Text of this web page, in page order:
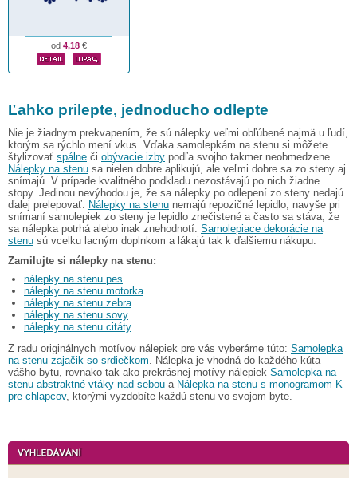
od 4,18 €
Ľahko prilepte, jednoducho odlepte
Nie je žiadnym prekvapením, že sú nálepky veľmi obľúbené najmä u ľudí,
ktorým sa rýchlo mení vkus. Vďaka samolepkám na stenu si môžete
štylizovať spálne či obývacie izby podľa svojho takmer neobmedzene.
Nálepky na stenu sa nielen dobre aplikujú, ale veľmi dobre sa zo steny aj
snímajú. V prípade kvalitného podkladu nezostávajú po nich žiadne
stopy. Jedinou nevýhodou je, že sa nálepky po odlepení zo steny nedajú
ďalej prelepovať. Nálepky na stenu nemajú repozičné lepidlo, navyše pri
snímaní samolepiek zo steny je lepidlo znečistené a často sa stáva, že
sa nálepka potrhá alebo inak znehodnotí. Samolepiace dekorácie na
stenu sú vcelku lacným doplnkom a lákajú tak k ďalšiemu nákupu.
Zamilujte si nálepky na stenu:
nálepky na stenu pes
nálepky na stenu motorka
nálepky na stenu zebra
nálepky na stenu sovy
nálepky na stenu citáty
Z radu originálnych motívov nálepiek pre vás vyberáme túto: Samolepka
na stenu zajačik so srdiečkom. Nálepka je vhodná do každého kúta
vášho bytu, rovnako tak ako prekrásnej motívy nálepiek Samolepka na
stenu abstraktné vtáky nad sebou a Nálepka na stenu s monogramom K
pre chlapcov, ktorými vyzdobíte každú stenu vo svojom byte.